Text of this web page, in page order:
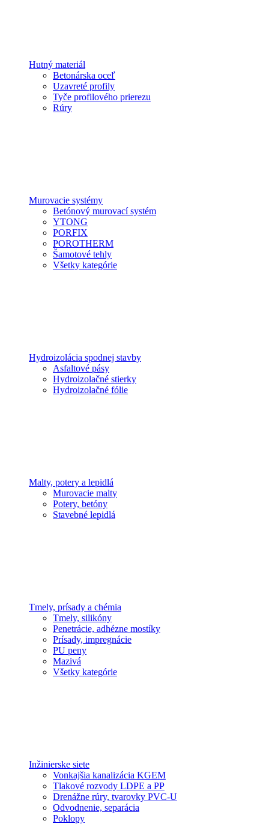
Hutný materiál
Betonárska oceľ
Uzavreté profily
Tyče profilového prierezu
Rúry
Murovacie systémy
Betónový murovací systém
YTONG
PORFIX
POROTHERM
Šamotové tehly
Všetky kategórie
Hydroizolácia spodnej stavby
Asfaltové pásy
Hydroizolačné stierky
Hydroizolačné fólie
Malty, potery a lepidlá
Murovacie malty
Potery, betóny
Stavebné lepidlá
Tmely, prísady a chémia
Tmely, silikóny
Penetrácie, adhézne mostíky
Prísady, impregnácie
PU peny
Mazivá
Všetky kategórie
Inžinierske siete
Vonkajšia kanalizácia KGEM
Tlakové rozvody LDPE a PP
Drenážne rúry, tvarovky PVC-U
Odvodnenie, separácia
Poklopy